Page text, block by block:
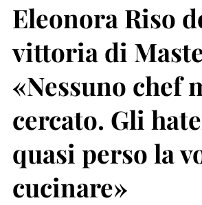
Eleonora Riso
vittoria di
«Nessuno chef
cercato. Gli
quasi perso la
cucinare»